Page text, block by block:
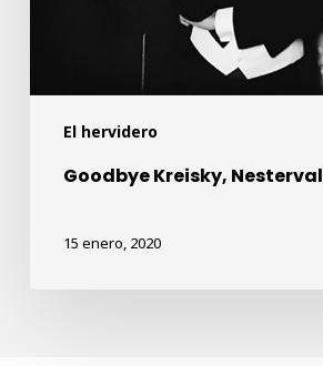
El hervidero
Goodbye Kreisky, Nesterval
15 enero, 2020